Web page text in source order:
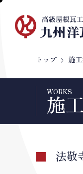
トップ 施
WORKS
施
法敬